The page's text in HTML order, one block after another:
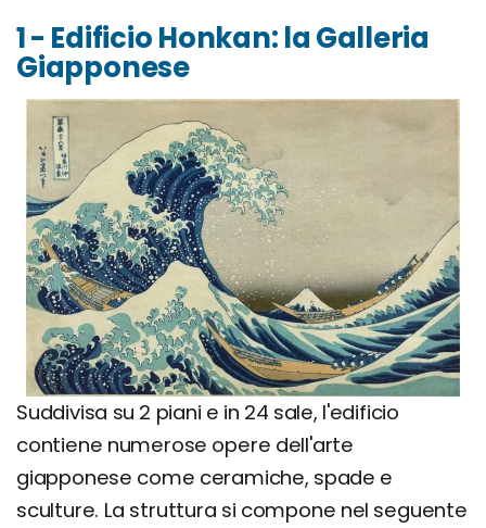
1 - Edificio Honkan: la Galleria
Giapponese
Suddivisa su 2 piani e in 24 sale, l'edificio
contiene numerose opere dell'arte
giapponese come ceramiche, spade e
sculture. La struttura si compone nel seguente